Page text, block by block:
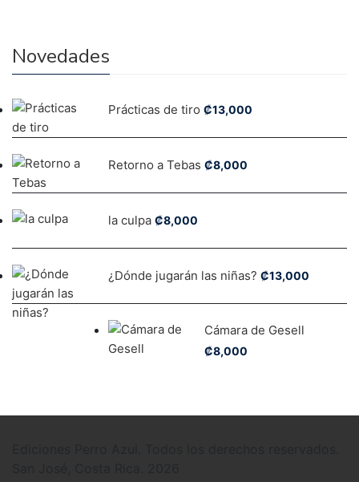
Novedades
Prácticas de tiro ₡13,000
Retorno a Tebas ₡8,000
la culpa ₡8,000
¿Dónde jugarán las niñas? ₡13,000
Cámara de Gesell
₡8,000